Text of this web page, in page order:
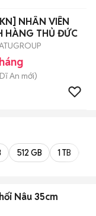
NHÂN VIÊN
HÀNG THỦ ĐỨC
An mới)
512 GB 1 TB
Nâu 35cm